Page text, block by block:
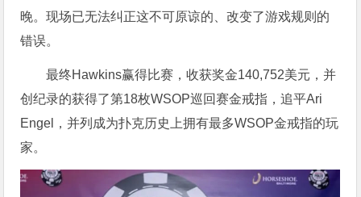
晚。现场已无法纠正这不可原谅的、改变了游戏规则的
错误。
最终Hawkins赢得比赛，收获奖金140,752美元，并
创纪录的获得了第18枚WSOP巡回赛金戒指，追平Ari
Engel，并列成为扑克历史上拥有最多WSOP金戒指的玩
家。